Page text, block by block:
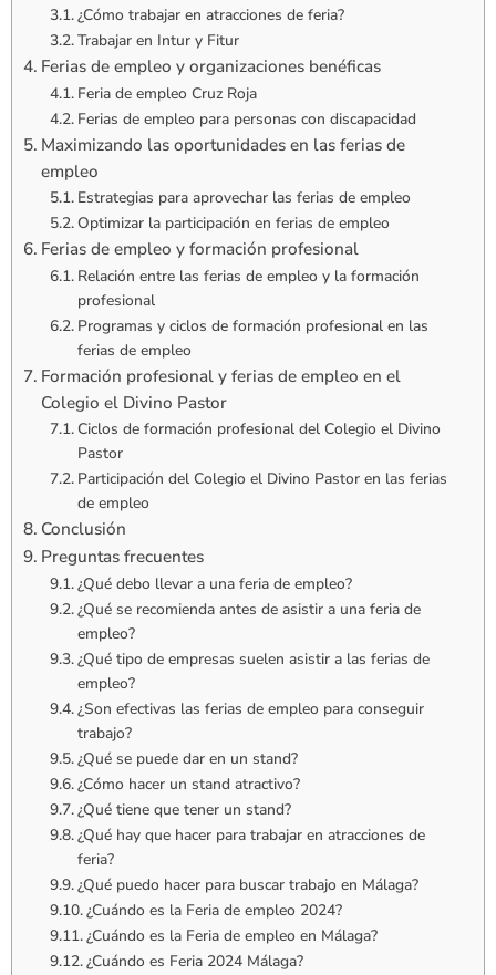
¿Cómo trabajar en atracciones de feria?
Trabajar en Intur y Fitur
Ferias de empleo y organizaciones benéficas
Feria de empleo Cruz Roja
Ferias de empleo para personas con discapacidad
Maximizando las oportunidades en las ferias de
empleo
Estrategias para aprovechar las ferias de empleo
Optimizar la participación en ferias de empleo
Ferias de empleo y formación profesional
Relación entre las ferias de empleo y la formación
profesional
Programas y ciclos de formación profesional en las
ferias de empleo
Formación profesional y ferias de empleo en el
Colegio el Divino Pastor
Ciclos de formación profesional del Colegio el Divino
Pastor
Participación del Colegio el Divino Pastor en las ferias
de empleo
Conclusión
Preguntas frecuentes
¿Qué debo llevar a una feria de empleo?
¿Qué se recomienda antes de asistir a una feria de
empleo?
¿Qué tipo de empresas suelen asistir a las ferias de
empleo?
¿Son efectivas las ferias de empleo para conseguir
trabajo?
¿Qué se puede dar en un stand?
¿Cómo hacer un stand atractivo?
¿Qué tiene que tener un stand?
¿Qué hay que hacer para trabajar en atracciones de
feria?
¿Qué puedo hacer para buscar trabajo en Málaga?
¿Cuándo es la Feria de empleo 2024?
¿Cuándo es la Feria de empleo en Málaga?
¿Cuándo es Feria 2024 Málaga?